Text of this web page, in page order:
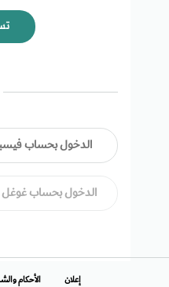
الدخول بحساب
الدخول بحساب غوغل
إعلان الأحكام